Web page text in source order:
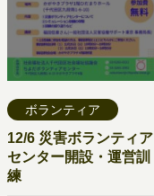
ボランティア
12/6 災害ボランティア
センター開設・運営訓
練